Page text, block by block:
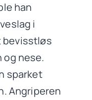
han
i
bevisstløs
og nese.
sparket
Angriperen